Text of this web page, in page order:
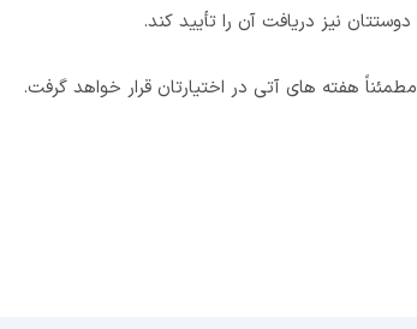
دوستتان نیز دریافت آن را تأیید کند.
هفته های آتی در اختیارتان قرار خواهد گرفت.